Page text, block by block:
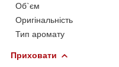
Об`єм
Оригінальність
Тип аромату
Приховати